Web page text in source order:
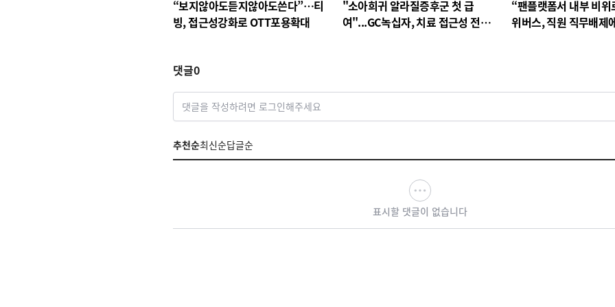
“보지않아도듣지않아도쓴다”…티
빙, 접근성강화로 OTT포용확대
"소아희귀 알라질증후군 첫 급
여"...GC녹십자, 치료 접근성 전환
“팬플랫폼서 내부 비
위버스, 직원 직무배제
댓글0
댓글을 작성하려면 로그인해주세요
추천순최신순답글순
표시할 댓글이 없습니다